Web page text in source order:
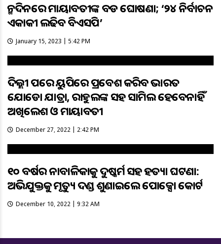
ଜନ୍ମଦିନରେ ମାୟାବତୀଙ୍କ ବଡ ଘୋଷଣା; ‘୨୪ ନିର୍ବାଚନ
ଏକାକୀ ଲଢିବ ବିଏସପି’
January 15, 2023 | 5:42 PM
ଦିଲ୍ଲୀ ପରେ ୟୁପିରେ ପ୍ରବେଶ କରିବ ଭାରତ
ଯୋଡୋ ଯାତ୍ରା, ରାହୁଲଙ୍କ ସହ ସାମିଲ ହେବେନାହିଁ
ଅଖିଲେଶ ଓ ମାୟାବତୀ
December 27, 2022 | 2:42 PM
୧୦ ବର୍ଷର ନାବାଳିକାକୁ ଦୁଷ୍କର୍ମ ସହ ହତ୍ୟା ଘଟଣା:
ଅଭିଯୁକ୍ତକୁ ମୃତ୍ୟୁ ଦଣ୍ଡ ଶୁଣାଇଲେ ପୋକ୍ସୋ କୋର୍ଟ
December 10, 2022 | 9:32 AM